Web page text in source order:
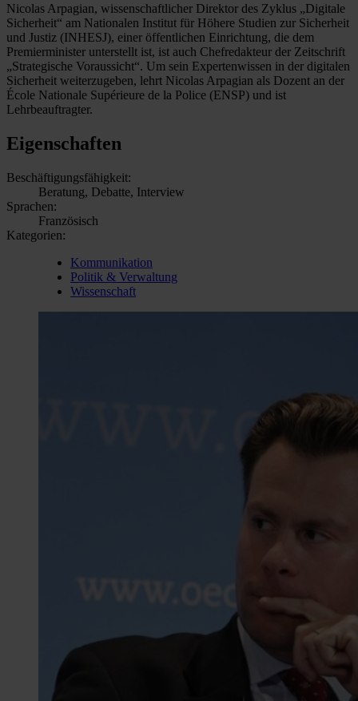
Nicolas Arpagian, wissenschaftlicher Direktor des Zyklus „Digitale
Sicherheit“ am Nationalen Institut für Höhere Studien zur Sicherheit
und Justiz (INHESJ), einer öffentlichen Einrichtung, die dem
Premierminister unterstellt ist, ist auch Chefredakteur der Zeitschrift
„Strategische Voraussicht“. Um sein Expertenwissen in der digitalen
Sicherheit weiterzugeben, lehrt Nicolas Arpagian als Dozent an der
École Nationale Supérieure de la Police (ENSP) und ist
Lehrbeauftragter.
Eigenschaften
Beschäftigungsfähigkeit:
Beratung, Debatte, Interview
Sprachen:
Französisch
Kategorien:
Kommunikation
Politik & Verwaltung
Wissenschaft